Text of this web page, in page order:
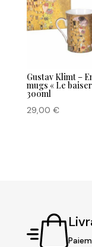
Gustav Klimt –
mugs « Le
300ml
29,00 €